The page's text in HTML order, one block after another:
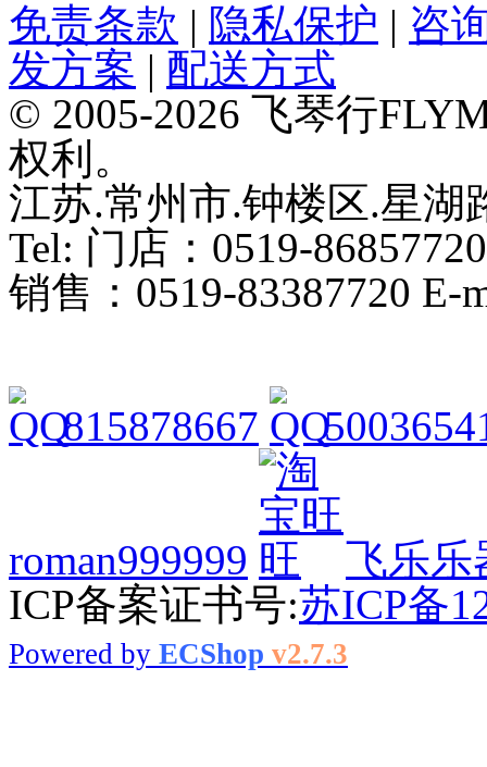
免责条款 | 隐私保护 | 咨
发方案 | 配送方式
© 2005-2026 飞琴行
权利。
江苏.常州市.钟楼区.星湖
Tel: 门店：0519-86857720
销售：0519-83387720 E-
815878667
roman999999
飞乐乐
ICP备案证书号:苏ICP备
Powered by ECShop v2.7.3